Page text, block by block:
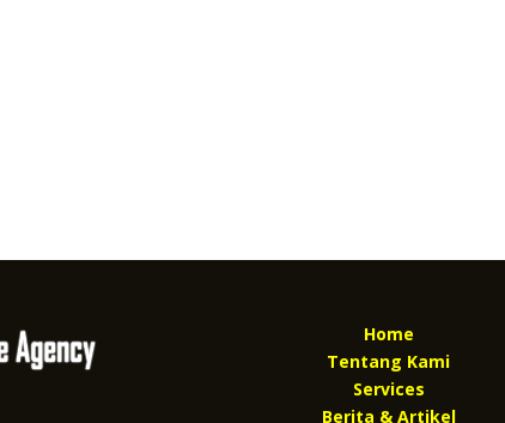
Home
Tentang Kami
Services
Berita & Artikel